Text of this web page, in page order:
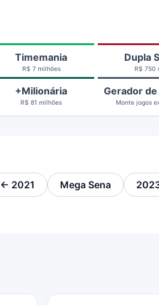
Timemania
R$ 7 milhões
Dupla
R$ 750
+Milionária
R$ 81 milhões
Gerador
Monte jogos
← 2021 Mega Sena